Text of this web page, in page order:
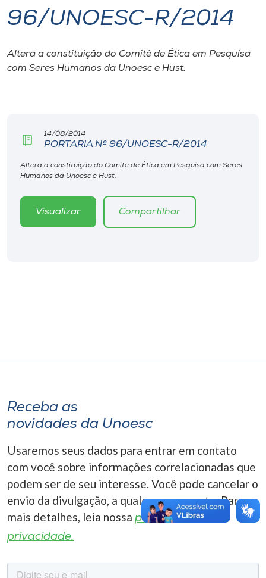
I.nova
Diplomados
CPA
Biblioteca
Editora
A-
96/UNOESC-R/2014
Altera a constituição do Comitê de Ética em Pesquisa
com Seres Humanos da Unoesc e Hust.
14/08/2014
PORTARIA Nº 96/UNOESC-R/2014
Altera a constituição do Comitê de Ética em Pesquisa com Seres
Humanos da Unoesc e Hust.
Visualizar Compartilhar
Receba as
novidades da Unoesc
Usaremos seus dados para entrar em contato
com você sobre informações correlacionadas que
podem ser de seu interesse. Você pode cancelar o
envio da divulgação, a qualquer momento. Para
mais detalhes, leia nossa política de
privacidade.